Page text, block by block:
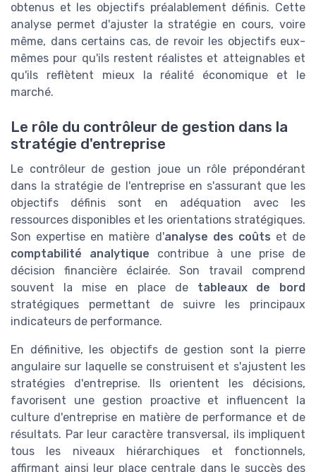
obtenus et les objectifs préalablement définis. Cette
analyse permet d'ajuster la stratégie en cours, voire
même, dans certains cas, de revoir les objectifs eux-
mêmes pour qu'ils restent réalistes et atteignables et
qu'ils reflètent mieux la réalité économique et le
marché.
Le rôle du contrôleur de gestion dans la
stratégie d'entreprise
Le contrôleur de gestion joue un rôle prépondérant
dans la stratégie de l'entreprise en s'assurant que les
objectifs définis sont en adéquation avec les
ressources disponibles et les orientations stratégiques.
Son expertise en matière d'analyse des coûts et de
comptabilité analytique contribue à une prise de
décision financière éclairée. Son travail comprend
souvent la mise en place de tableaux de bord
stratégiques permettant de suivre les principaux
indicateurs de performance.
En définitive, les objectifs de gestion sont la pierre
angulaire sur laquelle se construisent et s'ajustent les
stratégies d'entreprise. Ils orientent les décisions,
favorisent une gestion proactive et influencent la
culture d'entreprise en matière de performance et de
résultats. Par leur caractère transversal, ils impliquent
tous les niveaux hiérarchiques et fonctionnels,
affirmant ainsi leur place centrale dans le succès des